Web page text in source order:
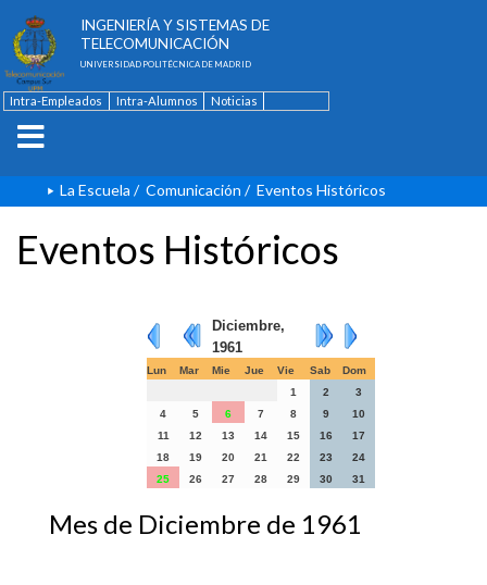
INGENIERÍA Y SISTEMAS DE
TELECOMUNICACIÓN
UNIVERSIDAD POLITÉCNICA DE MADRID
Intra-Empleados Intra-Alumnos
Noticias
La Escuela / Comunicación / Eventos Históricos
Eventos Históricos
Diciembre,
1961
Lun Mar Mie Jue Vie Sab
Dom
1
2
3
4
5 6 7 8 9
10
11
12 13 14 15 16
17
18
19 20 21 22 23
24
25
26 27 28 29 30 31
Mes de Diciembre de 1961